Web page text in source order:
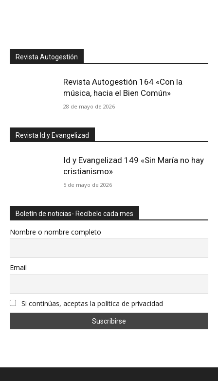
Revista Autogestión
Revista Autogestión 164 «Con la
música, hacia el Bien Común»
28 de mayo de 2026
Revista Id y Evangelizad
Id y Evangelizad 149 «Sin María no hay
cristianismo»
5 de mayo de 2026
Boletín de noticias- Recíbelo cada mes
Nombre o nombre completo
Email
Si continúas, aceptas la política de privacidad